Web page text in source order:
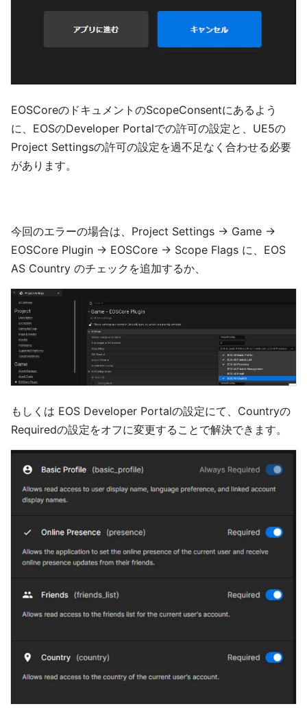
EOSCoreのドキュメントのScopeConsentにあるよう
に、EOSのDeveloper Portalでの許可の設定と、UE5の
Project Settingsの許可の設定を過不足なく合わせる必要
があります。
今回のエラーの場合は、Project Settings -> Game ->
EOSCore Plugin -> EOSCore -> Scope Flags に、EOS
AS Country のチェックを追加するか、
もしくは EOS Developer Portalの設定にて、Countryの
Requiredの設定をオフに変更することで解決できます。